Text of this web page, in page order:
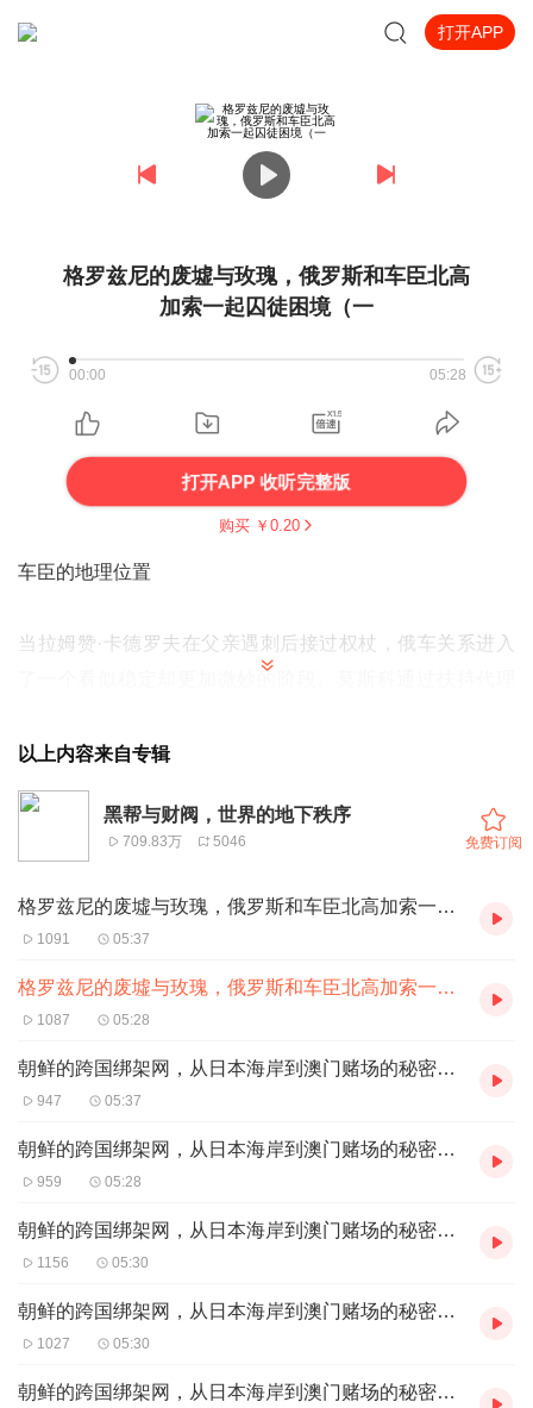
打开APP
格罗兹尼的废墟与玫瑰，俄罗斯和车臣北高
加索一起囚徒困境（一
00:00 05:28
打开APP 收听完整版
购买 ￥ 0.20
车臣的地理位置
当拉姆赞·卡德罗夫在父亲遇刺后接过权杖，俄车关系进入
德罗夫公开宣誓效忠普京，并派遣车臣部队参与俄乌冲突，
展现着铁杆盟友的姿态。然而，近期关于其资产转移、与中
东接触乃至与克里姆林宫关系恶化的传闻不绝于耳。这层盟
友关系之下，是历史积怨、民族自尊与现实主义政治的复杂
交织。车臣是俄罗斯联邦内最特殊的共和国，其忠诚度始终
是莫斯科心头一根紧绷的弦。
以上内容来自专辑
黑帮与财阀，世界的地下秩序
709.83万 5046 免费订阅
格罗兹尼的废墟与玫瑰，俄罗斯和车臣北高加索一起囚徒困境（二
1091 05:37
格罗兹尼的废墟与玫瑰，俄罗斯和车臣北高加索一起囚徒困境（一
1087 05:28
朝鲜的跨国绑架网，从日本海岸到澳门赌场的秘密情报行动（完
947 05:37
朝鲜的跨国绑架网，从日本海岸到澳门赌场的秘密情报行动（七
959 05:28
朝鲜的跨国绑架网，从日本海岸到澳门赌场的秘密情报行动（六
1156 05:30
朝鲜的跨国绑架网，从日本海岸到澳门赌场的秘密情报行动（五
1027 05:30
朝鲜的跨国绑架网，从日本海岸到澳门赌场的秘密情报行动（四